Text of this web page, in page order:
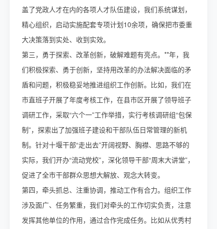
盖了党政人才在内的各项人才队伍建设，我们系统谋划，
精心组织，启动实施配套专项计划10余项，确保把市委重
大决策落到实处、收到实效。
第三，勇于探索、改革创新，破解难题有亮点。**年，我
们积极探索、勇于创新，坚持用改革的办法解决面临的矛
盾和问题，积极稳妥地推进组织工作创新。比如，我们在
市直班子开展了年度考核工作，在县市区开展了领导班子
调研工作，采取“六个一”工作举措，实行考核调研组“包保
制”，探索出了加强班子建设和干部队伍日常管理的新机
制。针对十堰干部“走出去”开阔视野、胸襟、思路不够的
实际，我们开办“流动党校”，深化领导干部“周末大讲堂”，
促进了全市干部群众思想大解放、观念大转变。
第四，牵头抓总、注重协调，推动工作有合力。组织工作
涉及面广、任务繁重，我们对牵头的工作切实负责，注意
发挥其他单位的作用，通过合作完成任务。比如从优秀村